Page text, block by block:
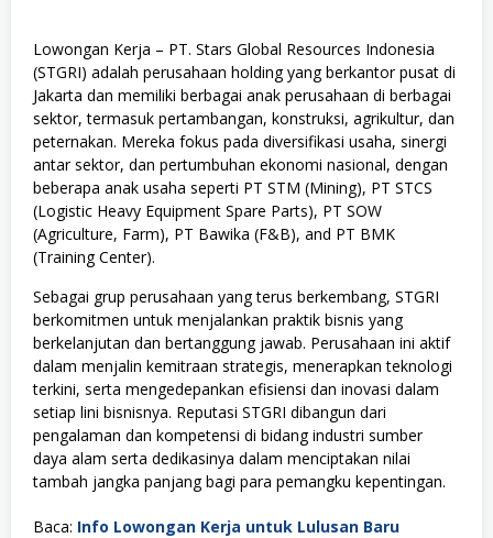
Lowongan Kerja – PT. Stars Global Resources Indonesia
(STGRI) adalah perusahaan holding yang berkantor pusat di
Jakarta dan memiliki berbagai anak perusahaan di berbagai
sektor, termasuk pertambangan, konstruksi, agrikultur, dan
peternakan. Mereka fokus pada diversifikasi usaha, sinergi
antar sektor, dan pertumbuhan ekonomi nasional, dengan
beberapa anak usaha seperti PT STM (Mining), PT STCS
(Logistic Heavy Equipment Spare Parts), PT SOW
(Agriculture, Farm), PT Bawika (F&B), and PT BMK
(Training Center).
Sebagai grup perusahaan yang terus berkembang, STGRI
berkomitmen untuk menjalankan praktik bisnis yang
berkelanjutan dan bertanggung jawab. Perusahaan ini aktif
dalam menjalin kemitraan strategis, menerapkan teknologi
terkini, serta mengedepankan efisiensi dan inovasi dalam
setiap lini bisnisnya. Reputasi STGRI dibangun dari
pengalaman dan kompetensi di bidang industri sumber
daya alam serta dedikasinya dalam menciptakan nilai
tambah jangka panjang bagi para pemangku kepentingan.
Baca: Info Lowongan Kerja untuk Lulusan Baru